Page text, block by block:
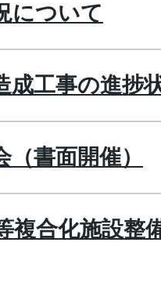
について
成工事の進捗
書面開催）
複合化施設整